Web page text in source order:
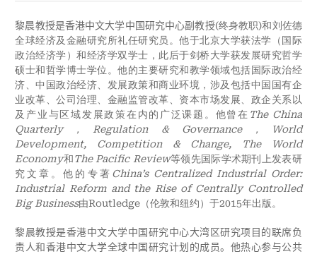
黎晨教授是香港中文大学中国研究中心副教授(终身教职)和刘佐德
全球经济及金融研究所礼任研究员。他于北京大学获法学（国际
政治经济学）和经济学双学士，此后于剑桥大学获发展研究哲学
硕士和哲学博士学位。他的主要研究和教学领域包括国际政治经
济、中国政治经济、发展政策和商业环境，涉及包括中国国有企
业改革、公司治理、金融监管改革、资本市场发展、政企关系以
及产业与区域发展政策在内的广泛课题。他曾在 The China
Quarterly，Regulation & Governance，World
Development, Competition & Change, The World
Economy和The Pacific Review等领先国际学术期刊上发表研
究文章。他的专著 China’s Centralized Industrial Order:
Industrial Reform and the Rise of Centrally Controlled
Big Business由Routledge（伦敦和纽约）于2015年出版。
黎晨教授是香港中文大学中国研究中心大湾区研究项目的联席负
责人和香港中文大学全球中国研究计划的成员。他热心参与公共